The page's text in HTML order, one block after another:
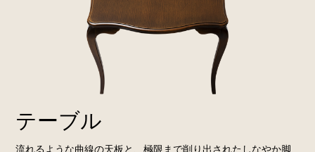
テーブル
流れるような曲線の天板と、極限まで削り出されたしなやか脚